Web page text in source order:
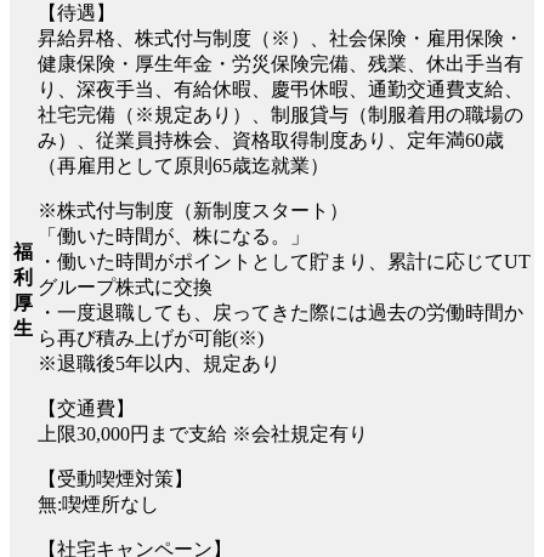
福
利
厚
生
【待遇】
昇給昇格、株式付与制度（※）、社会保険・雇用保険・
健康保険・厚生年金・労災保険完備、残業、休出手当有
り、深夜手当、有給休暇、慶弔休暇、通勤交通費支給、
社宅完備（※規定あり）、制服貸与（制服着用の職場の
み）、従業員持株会、資格取得制度あり、定年満60歳
（再雇用として原則65歳迄就業）
※株式付与制度（新制度スタート）
「働いた時間が、株になる。」
・働いた時間がポイントとして貯まり、累計に応じてUT
グループ株式に交換
・一度退職しても、戻ってきた際には過去の労働時間か
ら再び積み上げが可能(※)
※退職後5年以内、規定あり
【交通費】
上限30,000円まで支給 ※会社規定有り
【受動喫煙対策】
無:喫煙所なし
【社宅キャンペーン】